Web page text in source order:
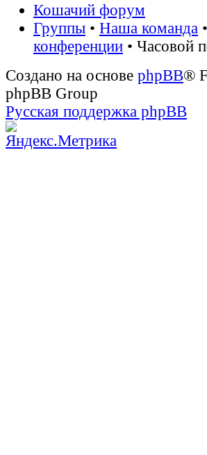
Кошачий форум
Группы • Наша команда •
конференции • Часовой
Создано на основе phpBB®
phpBB Group
Русская поддержка phpBB